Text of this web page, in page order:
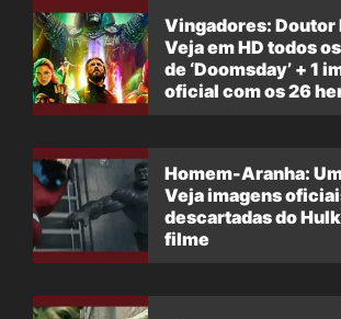
Vingadores: Doutor
Veja em HD todos
de ‘Doomsday’ + 1
oficial com os 26
Homem-Aranha:
Veja imagens
descartadas do
filme